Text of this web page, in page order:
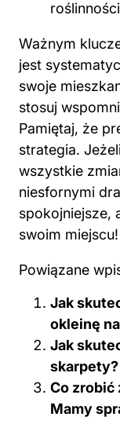
Ważnym
swoje
stosuj
Pamiętaj, że
strategia.
wszystkie
niesfornymi
spokojniejsze,
swoim miejscu!
Powiązane
Jak
Jak
skarpety?
Co zrobić
Mamy
panele!
Jak